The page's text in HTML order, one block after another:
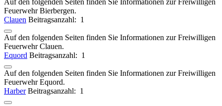
Feuerwehr Bierbergen.
Clauen Beitragsanzahl: 1
Auf den folgenden Seiten finden Sie Informationen zur Freiwilligen
Feuerwehr Clauen.
Equord Beitragsanzahl: 1
Auf den folgenden Seiten finden Sie Informationen zur Freiwilligen
Feuerwehr Equord.
Harber Beitragsanzahl: 1